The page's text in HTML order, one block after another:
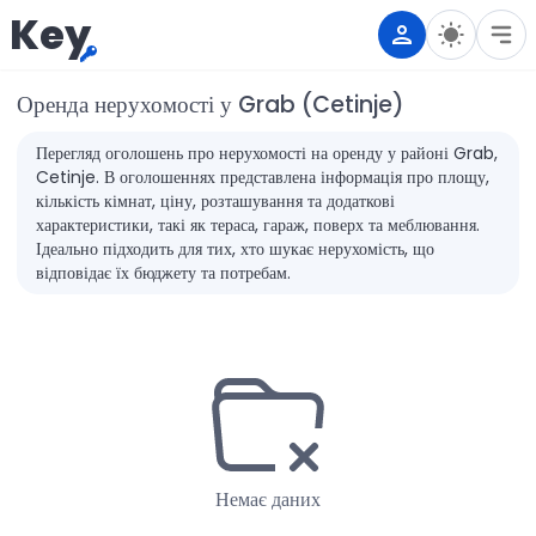
Key
Оренда нерухомості у Grab (Cetinje)
Перегляд оголошень про нерухомості на оренду у районі Grab,
Cetinje. В оголошеннях представлена інформація про площу,
кількість кімнат, ціну, розташування та додаткові
характеристики, такі як тераса, гараж, поверх та меблювання.
Ідеально підходить для тих, хто шукає нерухомість, що
відповідає їх бюджету та потребам.
Немає даних